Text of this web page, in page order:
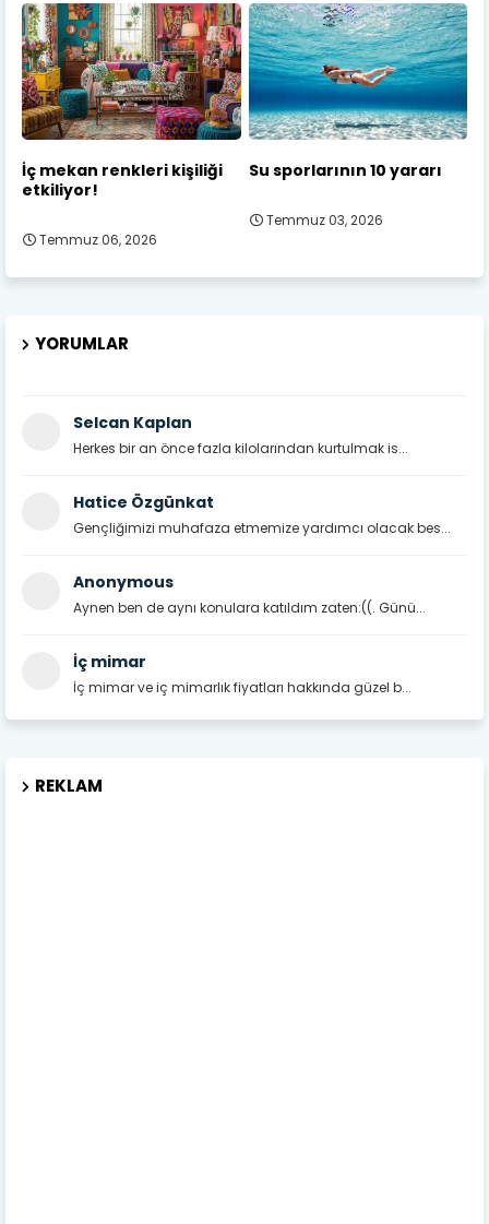
İç mekan renkleri kişiliği
etkiliyor!
Temmuz 06, 2026
Su sporlarının 10 yararı
Temmuz 03, 2026
YORUMLAR
Selcan Kaplan
Herkes bir an önce fazla kilolarından kurtulmak is...
Hatice Özgünkat
Gençliğimizi muhafaza etmemize yardımcı olacak bes...
Anonymous
Aynen ben de aynı konulara katıldım zaten:((. Günü...
İç mimar
İç mimar ve iç mimarlık fiyatları hakkında güzel b...
REKLAM